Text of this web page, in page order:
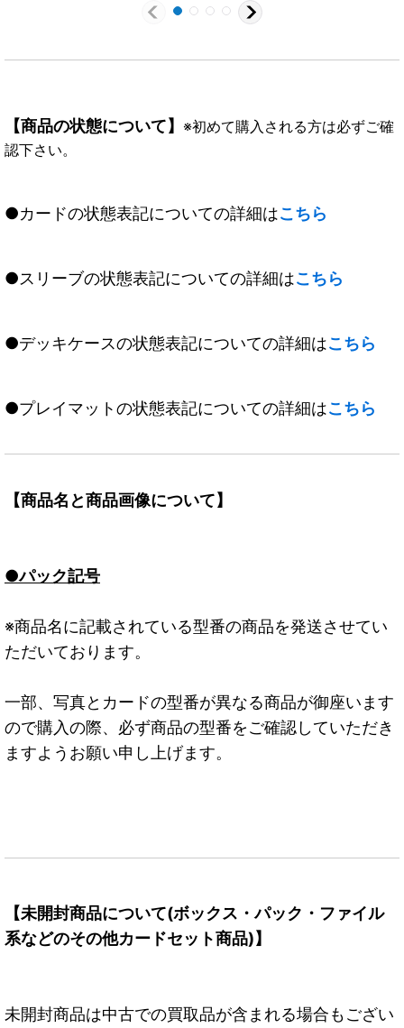
【商品の状態について】 ※初めて購入される方は必ずご確
認下さい。
●カードの状態表記についての詳細はこちら
●スリーブの状態表記についての詳細はこちら
●デッキケースの状態表記についての詳細はこちら
●プレイマットの状態表記についての詳細はこちら
【商品名と商品画像について】
●パック記号
※商品名に記載されている型番の商品を発送させてい
ただいております。
一部、写真とカードの型番が異なる商品が御座います
ので購入の際、必ず商品の型番をご確認していただき
ますようお願い申し上げます。
【未開封商品について(ボックス・パック・ファイル
系などのその他カードセット商品)】
未開封商品は中古での買取品が含まれる場合もござい